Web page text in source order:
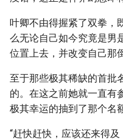
叶卿不由得握紧了双拳，
么无论自己如今究竟是男
位置上去，并改变自己那
至于那些极其稀缺的首批
的。在这之前她就一直有
极其幸运的抽到了那个名
“赶快赶快，应该还来得及